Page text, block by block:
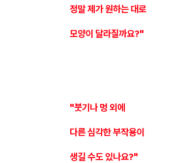
정말 제가 원하는 대로
모양이 달라질까요?"
"붓기나 멍 외에
다른 심각한 부작용이
생길 수도 있나요?"